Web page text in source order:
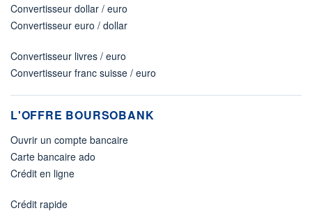
Convertisseur dollar / euro
Convertisseur euro / dollar
Convertisseur livres / euro
Convertisseur franc suisse / euro
L'OFFRE BOURSOBANK
Ouvrir un compte bancaire
Carte bancaire ado
Crédit en ligne
Crédit rapide